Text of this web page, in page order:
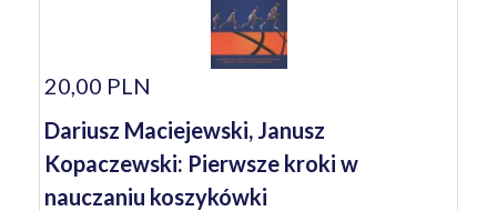
20,00 PLN
Dariusz Maciejewski, Janusz
Kopaczewski: Pierwsze kroki w
nauczaniu koszykówki